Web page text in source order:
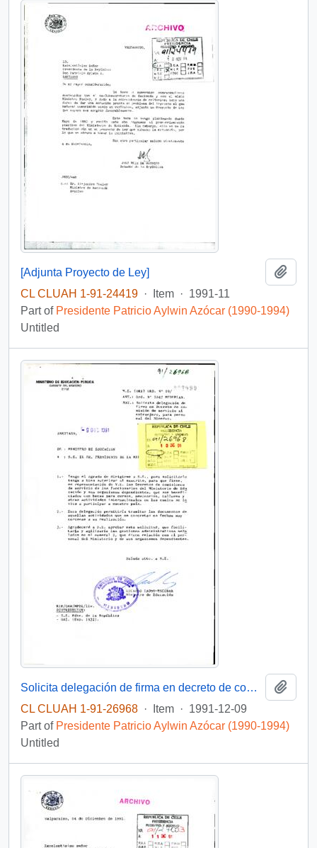
[Adjunta Proyecto de Ley]
CL CLUAH 1-91-24419 · Item · 1991-11
Part of Presidente Patricio Aylwin Azócar (1990-1994)
Untitled
Solicita delegación de firma en decreto de comisión de servicio al extranjero, para personal del Mineduc
CL CLUAH 1-91-26968 · Item · 1991-12-09
Part of Presidente Patricio Aylwin Azócar (1990-1994)
Untitled